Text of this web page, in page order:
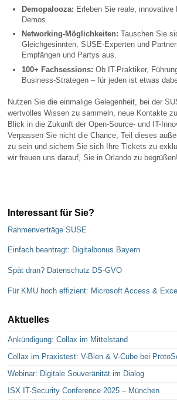
Demopalooza: Erleben Sie reale, innovative
Demos.
Networking-Möglichkeiten: Tauschen Sie
Gleichgesinnten, SUSE-Experten und
Empfängen und Partys aus.
100+ Fachsessions: Ob IT-Praktiker,
Business-Strategen – für jeden ist etwas
Nutzen Sie die einmalige Gelegenheit, bei der
wertvolles Wissen zu sammeln, neue Kontakte
Blick in die Zukunft der Open-Source- und IT-
Verpassen Sie nicht die Chance, Teil dieses
zu sein und sichern Sie sich Ihre Tickets zu
wir freuen uns darauf, Sie in Orlando zu begrüßen!
Interessant für Sie?
Rahmenverträge SUSE
Einfach beantragt: Digitalbonus.Bayern
Spät dran? Datenschutz DS-GVO
Für KMU hoch effizient: Microsoft Access &
Aktuelles
Ankündigung: Collax im Mittelstand
Collax im Praxistest: V-Bien & V-Cube bei
Webinar: Digitale Souveränität im Dialog
ISX IT-Security Conference 2025 – München